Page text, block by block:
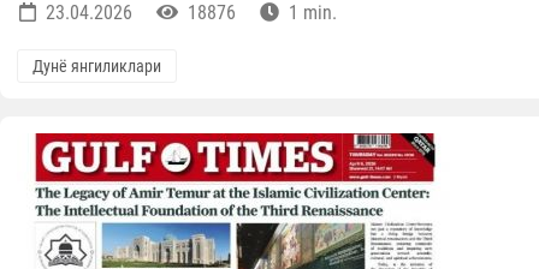
23.04.2026
18876 1 min.
Дунё янгиликлари